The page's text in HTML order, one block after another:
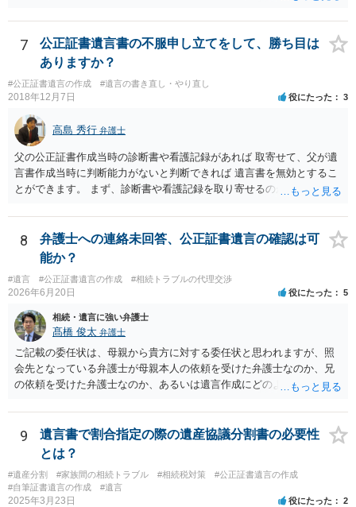
方に再委任の権限を付与しておくという方法もあります。 一度、弁護
士に直接ご相談されることをお勧めいたします。
7
公正証書遺言書の不服申し立てをして、勝ち目は
ありますか？
#公正証書遺言の作成 #遺言の書き直し・やり直し
2018年12月7日 役にたった 3
高島 秀行 弁護士
父の公正証書作成当時の診断書や看護記録があれば 取寄せて、父が遺
言書作成当時に判断能力がないと判断できれば 遺言書を無効とするこ
とができます。 まず、診断書や看護記録を取り寄せるのが重要となり
いと思います。
8
弁護士への連絡未回答、公正証書遺言の確認は可
能か？
#遺言 #公正証書遺言の作成 #相続トラブルの代理交渉
2026年6月20日 役にたった 5
相続・遺言に強い弁護士
髙橋 俊太 弁護士
ご記載の委任状は、母親から貴方に対する委任状と思われますが、照
会先となっている弁護士が母親本人の依頼を受けた弁護士なのか、兄
の依頼を受けた弁護士なのか、あるいは遺言作成にどのような立場で
と思われます。 仮に、その弁護士が母親本人から依頼を受けているの
であれば、母親本人に対する報告義務が問題となります。母親が貴方
に一任する旨を明確に伝えており、委任状の内容にも、弁護士との連
絡、進捗確認、公正証書遺言の作成有無や控えの確認等が含まれてい
るのであれば、貴方から進捗状況等の説明を求める余地はあります。
他方で、その弁護士が兄の依頼を受けた弁護士である場合には、兄の
9
遺言書で割合指定の際の遺産協議分割書の必要性
とは？
#遺産分割 #家族間の相続トラブル #相続税対策
#公正証書遺言の作成
#自筆証書遺言の作成
#遺言
2025年3月23日 役にたった 2